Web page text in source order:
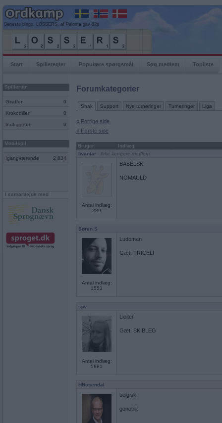
Seneste bingo, LOSSERS, af Paloma gav 82p
Start Spilleregler Populære spørgsmål Søg medlem Topliste
Spillerum
Giraffen 0
Krokodillen 0
Indloggede 0
Mobilspil
Igangværende 2 834
I samarbejde med
Forumkategorier
Snak Support Nye turneringer Turneringer Liga
« Forrige side
« Første side
Bruger
Indlæg
Iwantar - Ikke længere medlem
Antal indlæg:
289
BABELSK
NOMAULD
Søren S
Antal indlæg:
1553
Ludoman
Gæt: TRICELI
sjw
Antal indlæg:
5881
Liciter
Gæt: SKIBLEG
HRosendal
belgisk
gonobik